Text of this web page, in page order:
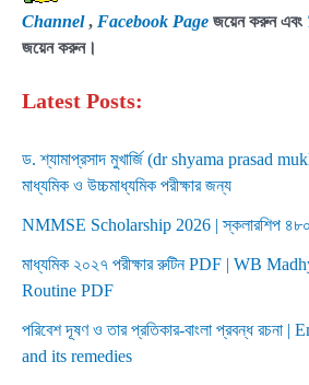
Channel, Facebook Page জয়েন করুন এবং
জয়েন করুন।
Latest Posts:
ড. শ্যামাপ্রসাদ মুখার্জি (dr shyama prasad
মাধ্যমিক ও উচ্চমাধ্যমিক পরীক্ষার জন্য
NMMSE Scholarship 2026 | স্কলারশিপ
মাধ্যমিক ২০২৭ পরীক্ষার রুটিন PDF | WB
Routine PDF
পরিবেশ দূষণ ও তার প্রতিকার-বাংলা প্রবন্ধ
and its remedies